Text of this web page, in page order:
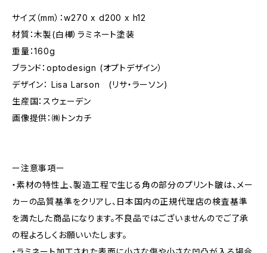
サイズ（mm）：w270 x d200 x h12
材質：木製(白樺）ラミネート塗装
重量：160g
ブランド：optodesign (オプトデザイン）
デザイン： Lisa Larson (リサ・ラーソン)
生産国：スウェーデン
画像提供：㈱トンカチ
ー注意事項ー
・素材の特性上、製造工程で生じる角の部分のプリント皺は、メー
カーの品質基準をクリアし、日本国内の正規代理店の検査基準
を満たした商品になります。不良品ではございませんのでご了承
の程よろしくお願いいたします。